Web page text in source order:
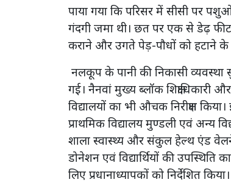
पाया गया कि परिसर में सीसी पर
गंदगी जमा थी। छत पर एक से डेढ़
कराने और उगते पेड़-पौधों को हटाने के
नलकूप के पानी की निकासी
गई। नैनवां मुख्य ब्लॉक शिक्षाधिकारी
विद्यालयों का भी औचक निरीक्षण
प्राथमिक विद्यालय मुण्डली एवं अन्य
शाला स्वास्थ्य और संकुल हेल्थ एंड
डोनेशन एवं विद्यार्थियों की
लिए प्रधानाध्यापकों को निर्देशित किया।